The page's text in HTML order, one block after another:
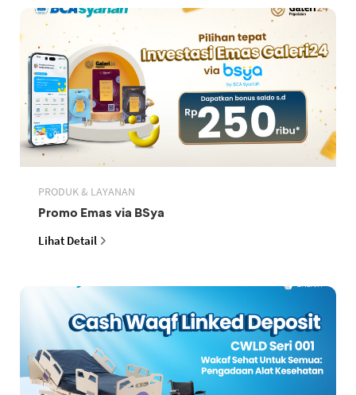
PRODUK & LAYANAN
Promo Emas via BSya
Lihat Detail